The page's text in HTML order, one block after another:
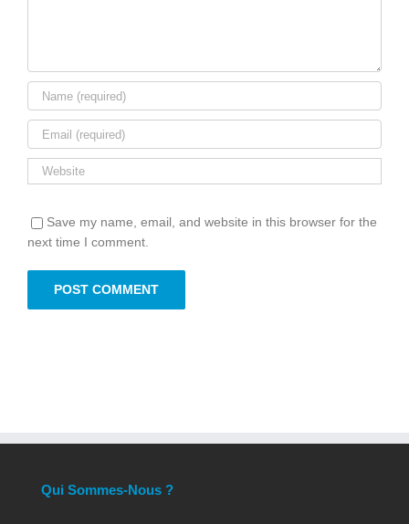
Save my name, email, and website in this browser for the
next time I comment.
Qui Sommes-Nous ?